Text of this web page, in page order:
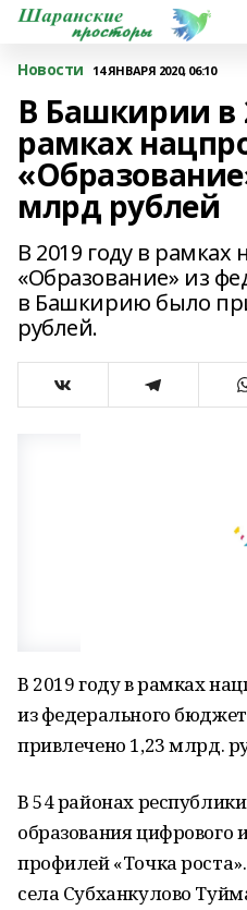
Новости 14 ЯНВАРЯ 2020, 06:10
В Башкирии в
рамках
млрд рублей
В 2019 году в рамках
«Образование» из
в Башкирию было
рублей.
В 2019 году в рамках
из федерального
привлечено 1,23 млрд.
В 54 районах
образования цифрового
профилей «Точка
села Субханкулово